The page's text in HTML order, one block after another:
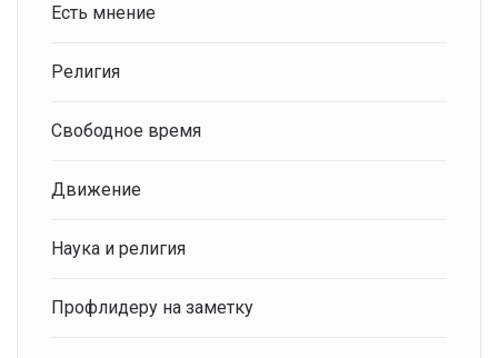
Есть мнение
Религия
Свободное время
Движение
Наука и религия
Профлидеру на заметку